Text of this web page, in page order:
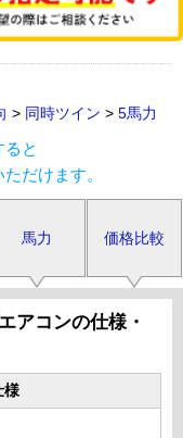
> 同時ツイン > 5馬力
と
だけます。
馬力 価格比較
アコンの仕様・
様